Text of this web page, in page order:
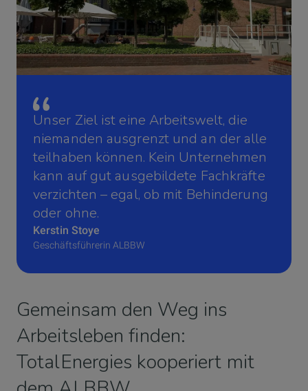
Unser Ziel ist eine Arbeitswelt, die
niemanden ausgrenzt und an der alle
teilhaben können. Kein Unternehmen
kann auf gut ausgebildete Fachkräfte
verzichten – egal, ob mit Behinderung
oder ohne.
Kerstin Stoye
Geschäftsführerin ALBBW
Gemeinsam den Weg ins
Arbeitsleben finden:
TotalEnergies kooperiert mit